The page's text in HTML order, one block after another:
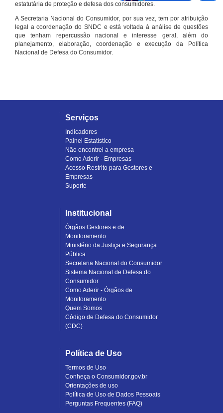
estatutária de proteção e defesa dos consumidores.
A Secretaria Nacional do Consumidor, por sua vez, tem por atribuição
legal a coordenação do SNDC e está voltada à análise de questões
que tenham repercussão nacional e interesse geral, além do
planejamento, elaboração, coordenação e execução da Política
Nacional de Defesa do Consumidor.
Serviços
Indicadores
Painel Estatístico
Não encontrei a empresa
Como Aderir - Empresas
Acesso Restrito para Gestores e
Empresas
Suporte
Institucional
Órgãos Gestores e de
Monitoramento
Ministério da Justiça e Segurança
Pública
Secretaria Nacional do Consumidor
Sistema Nacional de Defesa do
Consumidor
Como Aderir - Órgãos de
Monitoramento
Quem Somos
Código de Defesa do Consumidor
(CDC)
Política de Uso
Termos de Uso
Conheça o Consumidor.gov.br
Orientações de uso
Política de Uso de Dados Pessoais
Perguntas Frequentes (FAQ)